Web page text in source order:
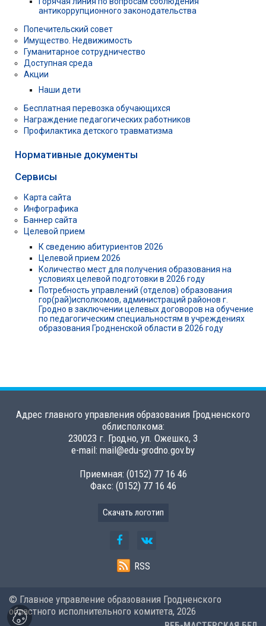
антикоррупционного законодательства
Попечительский совет
Имущество. Недвижимость
Гуманитарное сотрудничество
Доступная среда
Акции
Наши дети
Бесплатная перевозка обучающихся
Награждение педагогических работников
Профилактика детского травматизма
Нормативные документы
Сервисы
Карта сайта
Инфографика
Баннер сайта
Целевой прием
К сведению абитуриентов 2026
Целевой прием 2026
Количество мест для получения образования на
условиях целевой подготовки в 2026 году
Потребность управлений (отделов) образования
гор(рай)исполкомов, администраций районов г.
Гродно в заключении целевых договоров на обучение
по педагогическим специальностям в учреждениях
образования Гродненской области в 2026 году
Адрес главного управления образования Гродненского
облисполкома:
230023 г. Гродно, ул. Ожешко, 3
e-mail: mail@edu-grodno.gov.by
Приемная: (0152) 77 16 46
Факс: (0152) 77 16 46
Скачать логотип
RSS
© Главное управление образования Гродненского
областного исполнительного комитета, 2026